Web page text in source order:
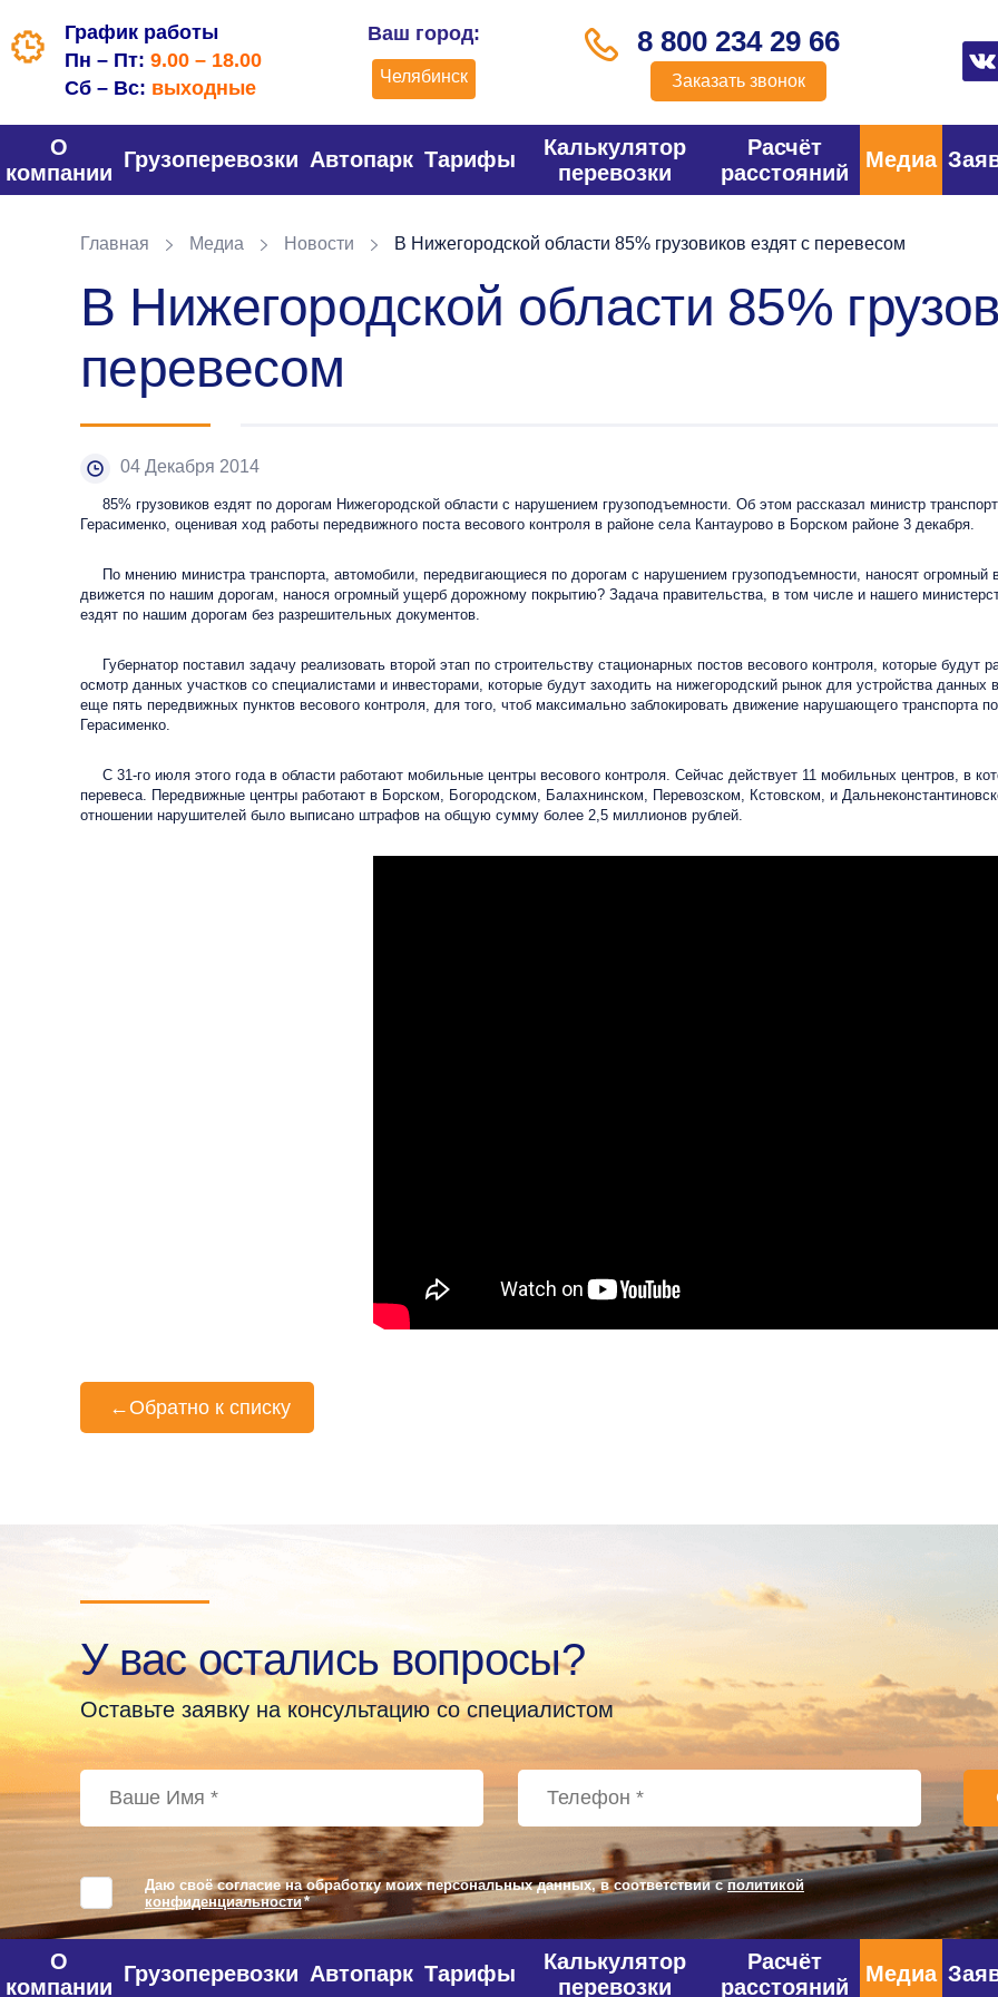
График работы
Пн – Пт: 9.00 – 18.00
Сб – Вс: выходные
Ваш город:
Челябинск
8 800 234 29 66
Заказать звонок
О
компании
Грузоперевозки Автопарк Тарифы
Калькулятор
перевозки
Расчёт
расстояний
Медиа
Главная Медиа Новости В Нижегородской области 85% грузовиков ездят с перевесом
В Нижегородской области 85%
перевесом
04 Декабря 2014
85% грузовиков ездят по дорогам Нижегородской области с нарушением грузоподъемности. Об этом рассказал министр
Герасименко, оценивая ход работы передвижного поста весового контроля в районе села Кантаурово в Борском районе 3 декабря.
По мнению министра транспорта, автомобили, передвигающиеся по дорогам с нарушением грузоподъемности, наносят огромный
движется по нашим дорогам, нанося огромный ущерб дорожному покрытию? Задача правительства, в том числе и нашего
ездят по нашим дорогам без разрешительных документов.
Губернатор поставил задачу реализовать второй этап по строительству стационарных постов весового контроля, которые будут
осмотр данных участков со специалистами и инвесторами, которые будут заходить на нижегородский рынок для устройства
еще пять передвижных пунктов весового контроля, для того, чтоб максимально заблокировать движение нарушающего транспорта
Герасименко.
С 31-го июля этого года в области работают мобильные центры весового контроля. Сейчас действует 11 мобильных центров, в
перевеса. Передвижные центры работают в Борском, Богородском, Балахнинском, Перевозском, Кстовском, и
отношении нарушителей было выписано штрафов на общую сумму более 2,5 миллионов рублей.
← Обратно к списку
У вас остались вопросы?
Оставьте заявку на консультацию со специалистом
Даю своё согласие на обработку моих персональных данных, в соответствии сполитикой
конфиденциальности*
О
компании
Грузоперевозки Автопарк Тарифы
Калькулятор
перевозки
Расчёт
расстояний
Медиа